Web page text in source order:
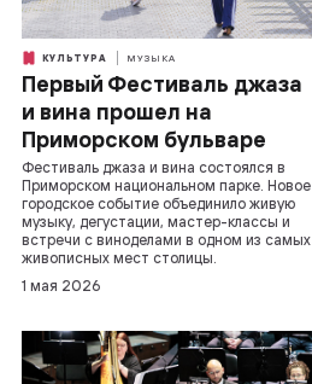
КУЛЬТУРА МУЗЫКА
Первый Фестиваль джаза
и вина прошел на
Приморском бульваре
Фестиваль джаза и вина состоялся в
Приморском национальном парке. Новое
городское событие объединило живую
музыку, дегустации, мастер-классы и
встречи с виноделами в одном из самых
живописных мест столицы.
1 мая 2026